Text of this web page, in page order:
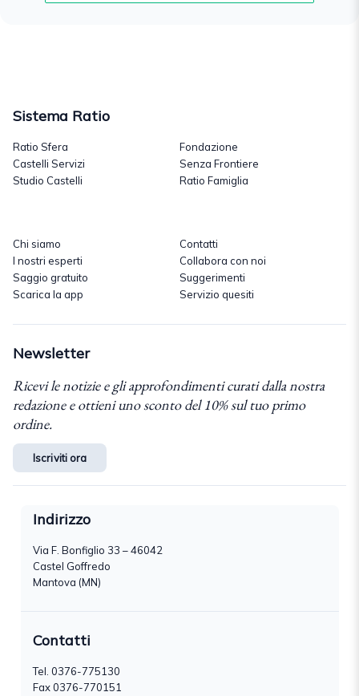
Sistema Ratio
Ratio Sfera
Castelli Servizi
Studio Castelli
Fondazione
Senza Frontiere
Ratio Famiglia
Chi siamo
I nostri esperti
Saggio gratuito
Scarica la app
Contatti
Collabora con noi
Suggerimenti
Servizio quesiti
Newsletter
Ricevi le notizie e gli approfondimenti curati dalla nostra
redazione e ottieni uno sconto del 10% sul tuo primo
ordine.
Iscriviti ora
Indirizzo
Via F. Bonfiglio 33 – 46042
Castel Goffredo
Mantova (MN)
Contatti
Tel. 0376-775130
Fax 0376-770151